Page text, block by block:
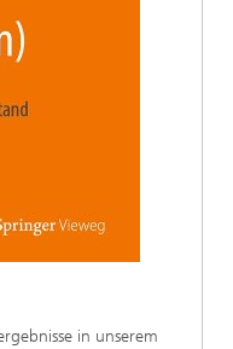
in unserem